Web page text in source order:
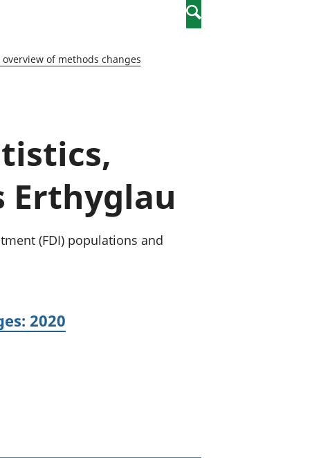
plant
ymfudo
Search
of methods changes
Erthyglau
(FDI) populations and
2020